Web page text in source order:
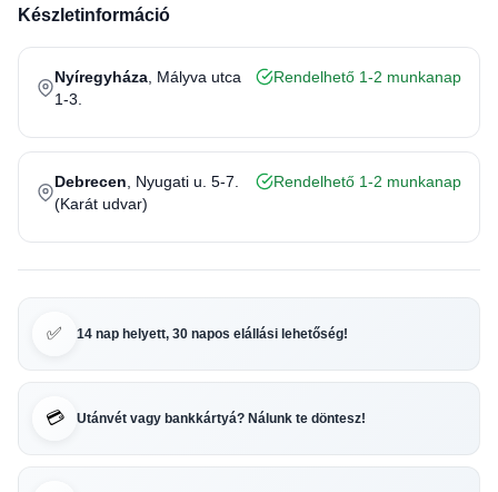
Készletinformáció
Nyíregyháza , Mályva utca
1-3.
Rendelhető 1-2 munkanap
Debrecen , Nyugati u. 5-7.
(Karát udvar)
Rendelhető 1-2 munkanap
✅ 14 nap helyett, 30 napos elállási lehetőség!
💳 Utánvét vagy bankkártyá? Nálunk te döntesz!